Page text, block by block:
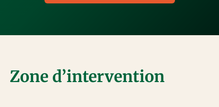
Zone d’intervention